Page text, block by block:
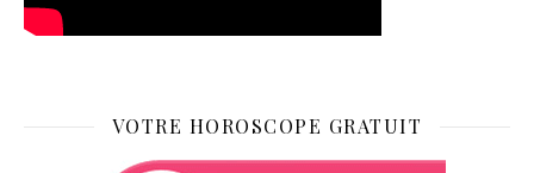
VOTRE HOROSCOPE GRATUIT